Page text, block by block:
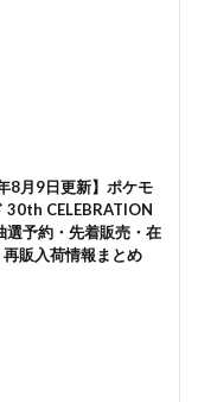
8月9日更新】ポケモ
30th CELEBRATION
選予約・先着販売・在
再販入荷情報まとめ